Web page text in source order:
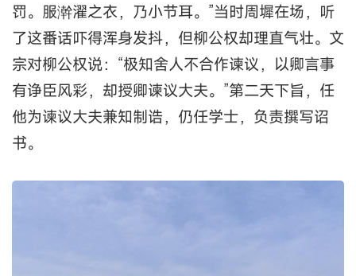
罚。服澣濯之衣，乃小节耳。”当时周墀在场，听
了这番话吓得浑身发抖，但柳公权却理直气壮。文
宗对柳公权说：“极知舍人不合作谏议，以卿言事
有诤臣风彩，却授卿谏议大夫。”第二天下旨，任
他为谏议大夫兼知制诰，仍任学士，负责撰写诏
书。